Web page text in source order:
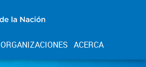
ORGANIZACIONES ACERCA